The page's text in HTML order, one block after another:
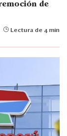
de
Lectura de 4 min